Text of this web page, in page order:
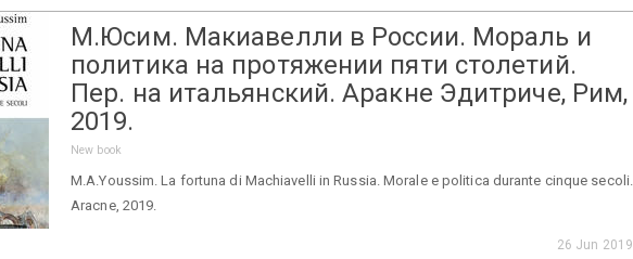
М.Юсим. Макиавелли в России. Мораль и
политика на протяжении пяти столетий.
Пер. на итальянский. Аракне Эдитриче, Рим,
2019.
New book
M.A.Youssim. La fortuna di Machiavelli in Russia. Morale e politica durante cinque secoli.
Aracne, 2019.
26 Jun 2019